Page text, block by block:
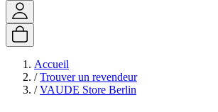
Accueil
/ Trouver un revendeur
/ VAUDE Store Berlin